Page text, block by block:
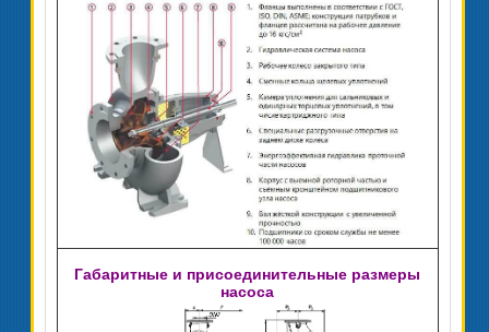
Габаритные и присоединительные размеры
насоса